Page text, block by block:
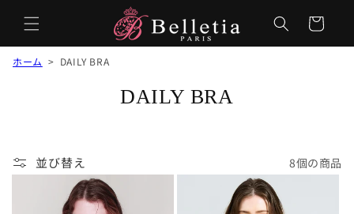
ー
ホーム > DAILY BRA
コ
シ
ョ
DAILY BRA
並び替え 8個の商品